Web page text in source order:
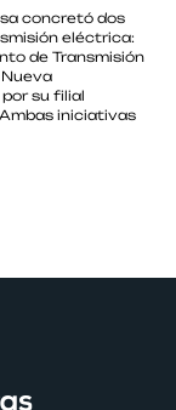
concretó dos
eléctrica:
de Transmisión
su filial
iniciativas